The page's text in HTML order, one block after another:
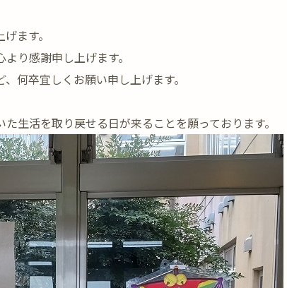
ます。
り感謝申し上げます。
何卒宜しくお願い申し上げます。
生活を取り戻せる日が来ることを願っております。